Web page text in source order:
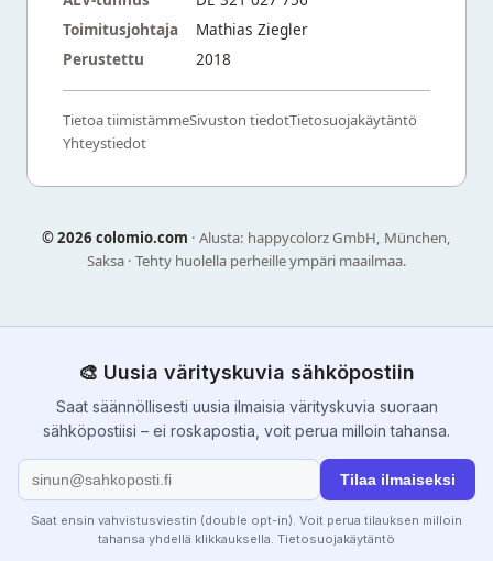
Toimitusjohtaja
Mathias Ziegler
Perustettu
2018
Tietoa tiimistämmeSivuston tiedotTietosuojakäytäntö
Yhteystiedot
©2026 colomio.com · Alusta: happycolorz GmbH, München,
Saksa · Tehty huolella perheille ympäri maailmaa.
🎨 Uusia värityskuvia sähköpostiin
Saat säännöllisesti uusia ilmaisia värityskuvia suoraan
sähköpostiisi – ei roskapostia, voit perua milloin tahansa.
Tilaa ilmaiseksi
Saat ensin vahvistusviestin (double opt-in). Voit perua tilauksen milloin
tahansa yhdellä klikkauksella. Tietosuojakäytäntö